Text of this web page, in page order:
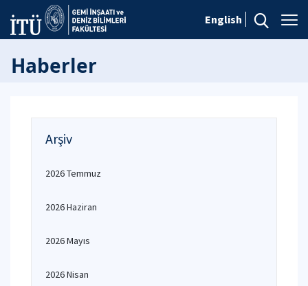
English
Haberler
Arşiv
2026 Temmuz
2026 Haziran
2026 Mayıs
2026 Nisan